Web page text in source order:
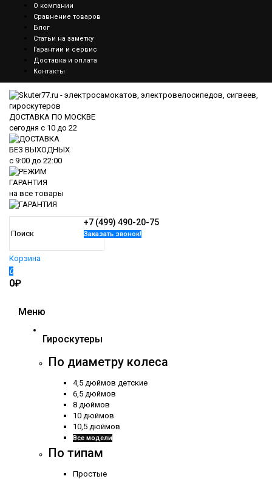
О компании
Сравнение товаров
Блог
Статьи на заметку
Гарантии и сервис
Доставка и оплата
Контакты
ДОСТАВКА ПО МОСКВЕ
сегодня с 10 до 22
БЕЗ ВЫХОДНЫХ
с 9:00 до 22:00
ГАРАНТИЯ
на все товары
+7 (499) 490-20-75
Заказать звонок!
Корзина
0
0₽
Меню
Гироскутеры
По диаметру колеса
4,5 дюймов детские
6,5 дюймов
8 дюймов
10 дюймов
10,5 дюймов
Все модели
По типам
Простые